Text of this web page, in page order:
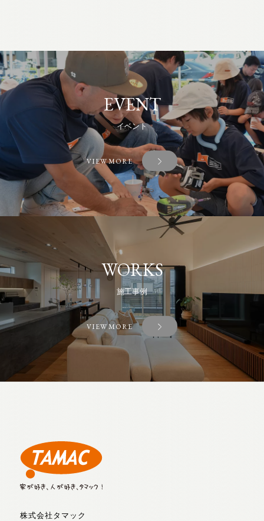
EVENT
イベント
VIEW MORE
WORKS
施工事例
VIEW MORE
株式会社タマック